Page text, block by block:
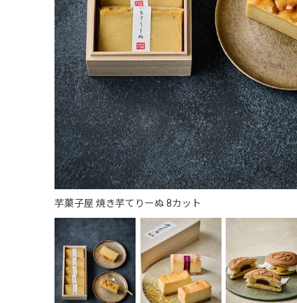
芋菓子屋 焼き芋てりーぬ 8カット